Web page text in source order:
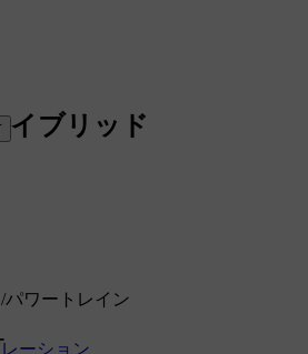
イブリッド
ーション
/パワートレイン